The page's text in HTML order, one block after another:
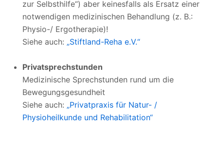
zur Selbsthilfe“) aber keinesfalls als Ersatz einer
notwendigen medizinischen Behandlung (z. B.:
Physio-/ Ergotherapie)!
Siehe auch: „Stiftland-Reha e.V.“
Privatsprechstunden
Medizinische Sprechstunden rund um die
Bewegungsgesundheit
Siehe auch: „Privatpraxis für Natur- /
Physioheilkunde und Rehabilitation“